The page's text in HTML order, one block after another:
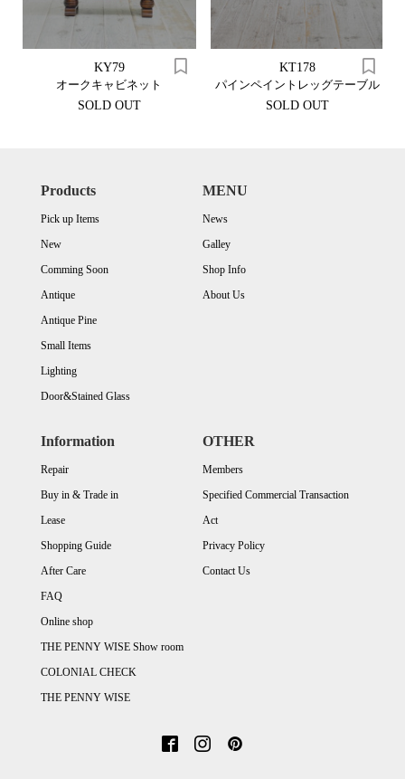
KY79
オークキャビネット
SOLD OUT
KT178
パインペイントレッグテーブル
SOLD OUT
Products
Pick up Items
New
Comming Soon
Antique
Antique Pine
Small Items
Lighting
Door&Stained Glass
MENU
News
Galley
Shop Info
About Us
Information
Repair
Buy in & Trade in
Lease
Shopping Guide
After Care
FAQ
Online shop
THE PENNY WISE Show room
COLONIAL CHECK
THE PENNY WISE
OTHER
Members
Specified Commercial Transaction
Act
Privacy Policy
Contact Us